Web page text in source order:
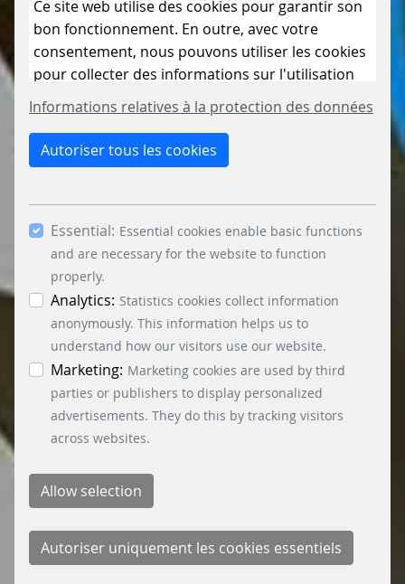
Ce site web utilise des cookies pour garantir son
bon fonctionnement. En outre, avec votre
consentement, nous pouvons utiliser les cookies
pour collecter des informations sur l'utilisation
du site web afin de l'améliorer en permanence.
En cliquant sur le bouton « Autoriser uniquement
les cookies essentiels », vous refusez l'utilisation
de cookies autres que ceux qui sont strictement
et « Marketing » et en cliquant sur le bouton «
Autoriser la sélection », vous acceptez l'utilisation
d'autres cookies. En cliquant sur le bouton «
Accepter tous les cookies », vous acceptez tous
les cookies essentiels, marketing et statistiques.
Vous trouverez des informations détaillées sur
les différents cookies dans la politique de
confidentialité. Vous pouvez révoquer votre
consentement à tout moment en cliquant sur le
bouton « Paramètres des cookies » en bas à
gauche.
Informations relatives à la protection des données
Autoriser tous les cookies
Essential: Essential cookies enable basic functions
and are necessary for the website to function
properly.
Analytics: Statistics cookies collect information
anonymously. This information helps us to
understand how our visitors use our website.
Marketing: Marketing cookies are used by third
parties or publishers to display personalized
advertisements. They do this by tracking visitors
across websites.